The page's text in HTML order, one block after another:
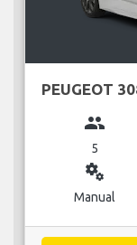
PEUGEOT
group
5
miscellaneous_services
Manual